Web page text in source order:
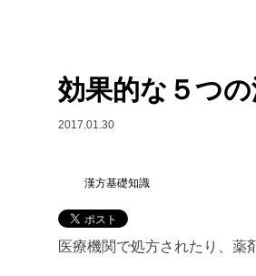
効果的な５つ
2017.01.30
漢方基礎知識
医療機関で処方されたり、薬